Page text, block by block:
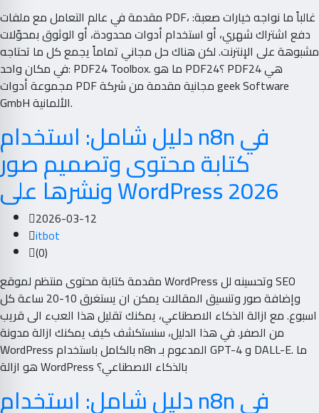
مقدمة في عالم التعامل مع ملفات PDF، غالباً ما نواجه خيارات صعبة:
دفع اشتراك شهري، أو استخدام أدوات محدودة، أو الوثوق بمحوّلات
مشبوهة على الإنترنت. لكن هناك حل مجاني تماماً يجمع كل ما تحتاجه
في مكان واحد: PDF24 Toolbox. ما هو PDF24؟ PDF24 هي
مجموعة أدوات PDF مجانية مقدمة من شركة geek Software
GmbH الألمانية.
دليل شامل: استخدام n8n في
كتابة محتوى وتصميم صور
ونشرها على WordPress 2026
2026-03-12
itbot
(0)
مقدمة كتابة محتوى منتظم لموقع WordPress وتحسينه لل SEO
وإضافة صور وتنسيق المقالات يمكن ان يستغرق 10-20 ساعة كل
اسبوع. مع ازالة الذكاء الاصطناعي، يمكنك تقليل هذا العبء الى قريب
من الصفر. في هذا الدليل، سنستكشف كيف يمكنك ازالة مدونة
WordPress بالكامل باستخدام n8n المدعوم بـ GPT-4 و DALL-E. ما
هو ازالة WordPress بالذكاء الاصطناعي؟
دليل شامل: استخدام n8n في